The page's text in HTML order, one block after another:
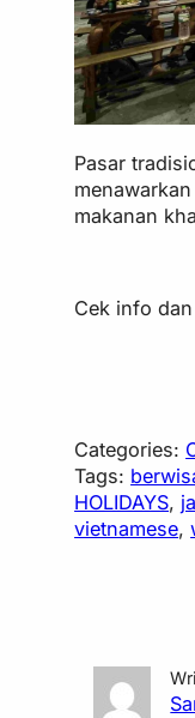
Pasar
makanan
Cek info
Categories:
Tags:
HOLIDAYS,
vietnamese,